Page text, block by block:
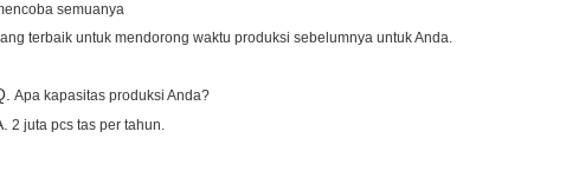
semuanya
terbaik untuk mendorong waktu produksi sebelumnya untuk Anda.
Apa kapasitas produksi Anda?
2 juta pcs tas per tahun.